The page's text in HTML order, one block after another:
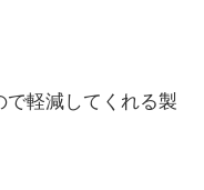
軽減してくれる製